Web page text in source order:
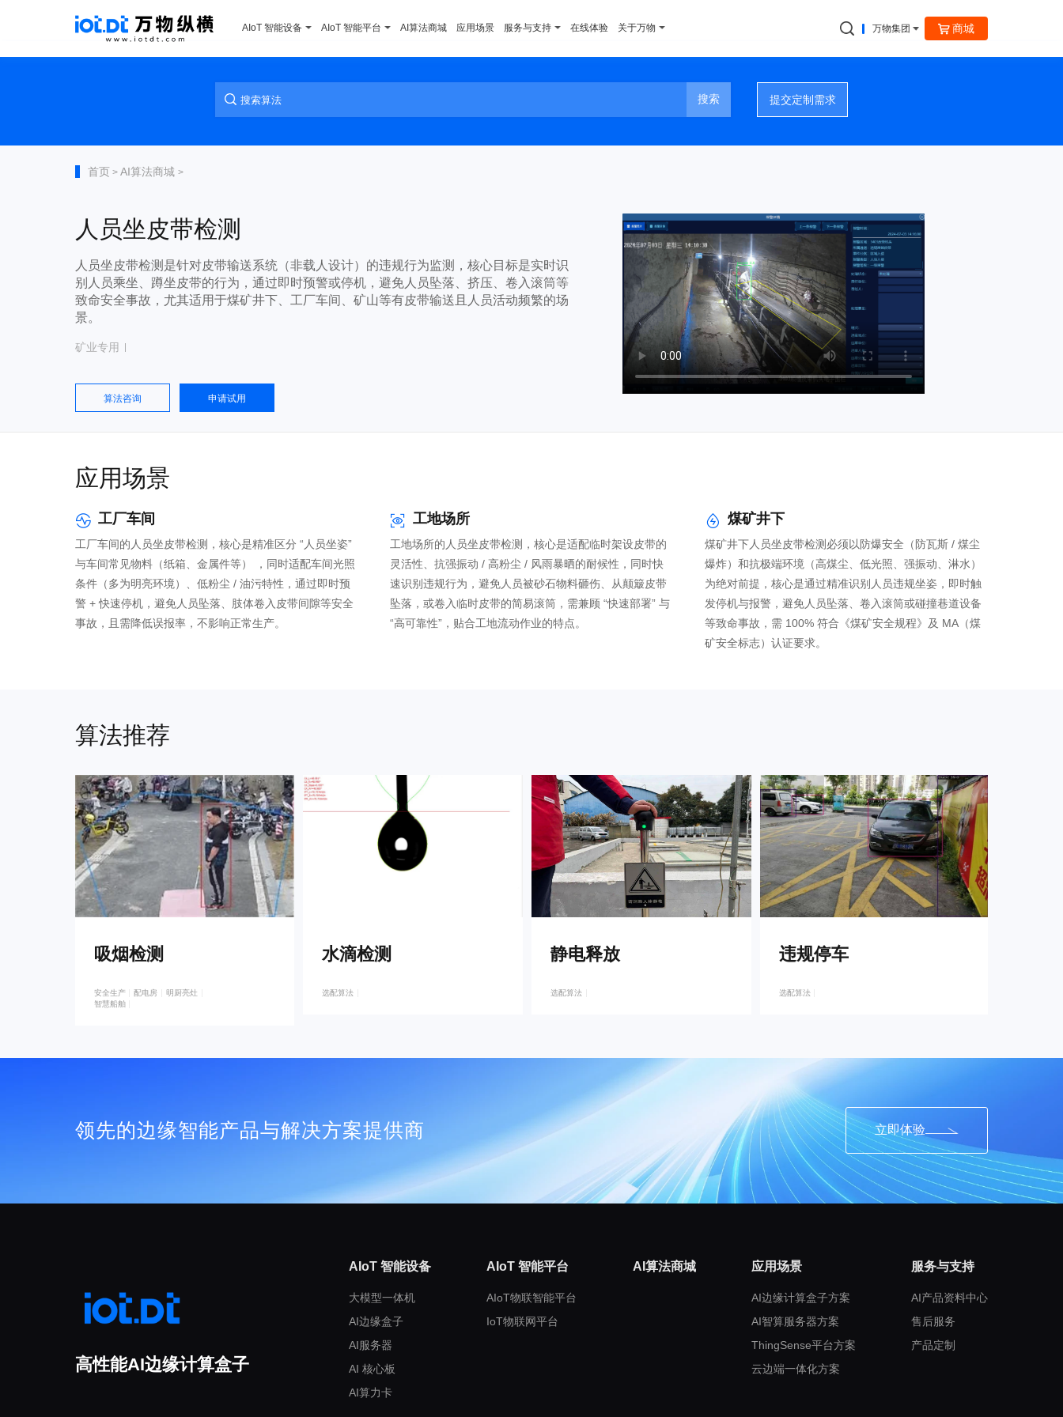
AIoT 智能设备 AIoT 智能平台 AI算法商城 应用场景 服务与支持 在线体验 关于万物 万物集团 商城
搜索 提交定制需求
首页 > AI算法商城 >
人员坐皮带检测
人员坐皮带检测是针对皮带输送系统（非载人设计）的违规行为监测，核心目标是实时识
别人员乘坐、蹲坐皮带的行为，通过即时预警或停机，避免人员坠落、挤压、卷入滚筒等
致命安全事故，尤其适用于煤矿井下、工厂车间、矿山等有皮带输送且人员活动频繁的场
景。
矿业专用
算法咨询 申请试用
应用场景
 工厂车间
工厂车间的人员坐皮带检测，核心是精准区分 “人员坐姿”
与车间常见物料（纸箱、金属件等） ，同时适配车间光照
条件（多为明亮环境）、低粉尘 / 油污特性，通过即时预
警 + 快速停机，避免人员坠落、肢体卷入皮带间隙等安全
事故，且需降低误报率，不影响正常生产。
 工地场所
工地场所的人员坐皮带检测，核心是适配临时架设皮带的
灵活性、抗强振动 / 高粉尘 / 风雨暴晒的耐候性，同时快
速识别违规行为，避免人员被砂石物料砸伤、从颠簸皮带
坠落，或卷入临时皮带的简易滚筒，需兼顾 “快速部署” 与
“高可靠性”，贴合工地流动作业的特点。
 煤矿井下
煤矿井下人员坐皮带检测必须以防爆安全（防瓦斯 / 煤尘
爆炸）和抗极端环境（高煤尘、低光照、强振动、淋水）
为绝对前提，核心是通过精准识别人员违规坐姿，即时触
发停机与报警，避免人员坠落、卷入滚筒或碰撞巷道设备
等致命事故，需 100% 符合《煤矿安全规程》及 MA（煤
矿安全标志）认证要求。
算法推荐
吸烟检测
安全生产 配电房
明厨亮灶
智慧船舶
水滴检测
选配算法
静电释放
选配算法
违规停车
选配算法
领先的边缘智能产品与解决方案提供商 立即体验
高性能AI边缘计算盒子
AIoT 智能设备
大模型一体机
AI边缘盒子
AI服务器
AI 核心板
AI算力卡
AIoT 智能平台
AIoT物联智能平台
IoT物联网平台
AI算法商城 应用场景
AI边缘计算盒子方案
AI智算服务器方案
ThingSense平台方案
云边端一体化方案
服务与支持
AI产品资料中心
售后服务
产品定制